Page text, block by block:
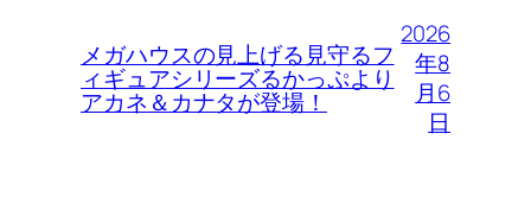
メガハウスの見上げる見守るフ
ィギュアシリーズるかっぷより
アカネ＆カナタが登場！
2026
年8
月6
日